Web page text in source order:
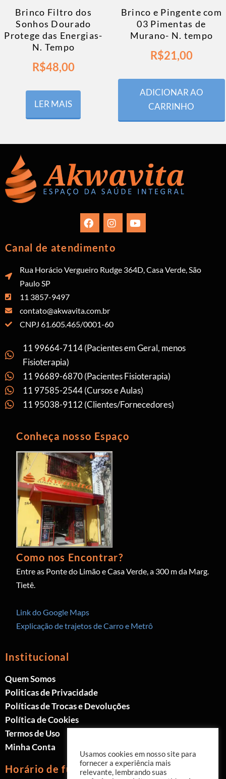
Brinco Filtro dos
Sonhos Dourado
Protege das Energias-
N. Tempo
R$48,00
LER MAIS
Brinco e Pingente com
03 Pimentas de
Murano- N. tempo
R$21,00
ADICIONAR AO
CARRINHO
Canal de atendimento
Rua Horácio Vergueiro Rudge 364D, Casa Verde, São
Paulo SP
11 3857-9497
contato@akwavita.com.br
CNPJ 61.605.465/0001-60
11 99664-7114 (Pacientes em Geral, menos
Fisioterapia)
11 96689-6870 (Pacientes Fisioterapia)
11 97585-2544 (Cursos e Aulas)
11 95038-9112 (Clientes/Fornecedores)
Conheça nosso Espaço
Como nos Encontrar?
Entre as Ponte do Limão e Casa Verde, a 300 m da Marg.
Tietê.
Link do Google Maps
Explicação de trajetos de Carro e Metrô
Institucional
Quem Somos
Politicas de Privacidade
Políticas de Trocas e Devoluções
Política de Cookies
Termos de Uso
Minha Conta
Horário de funcionamento
Usamos cookies em nosso site para
fornecer a experiência mais
relevante, lembrando suas